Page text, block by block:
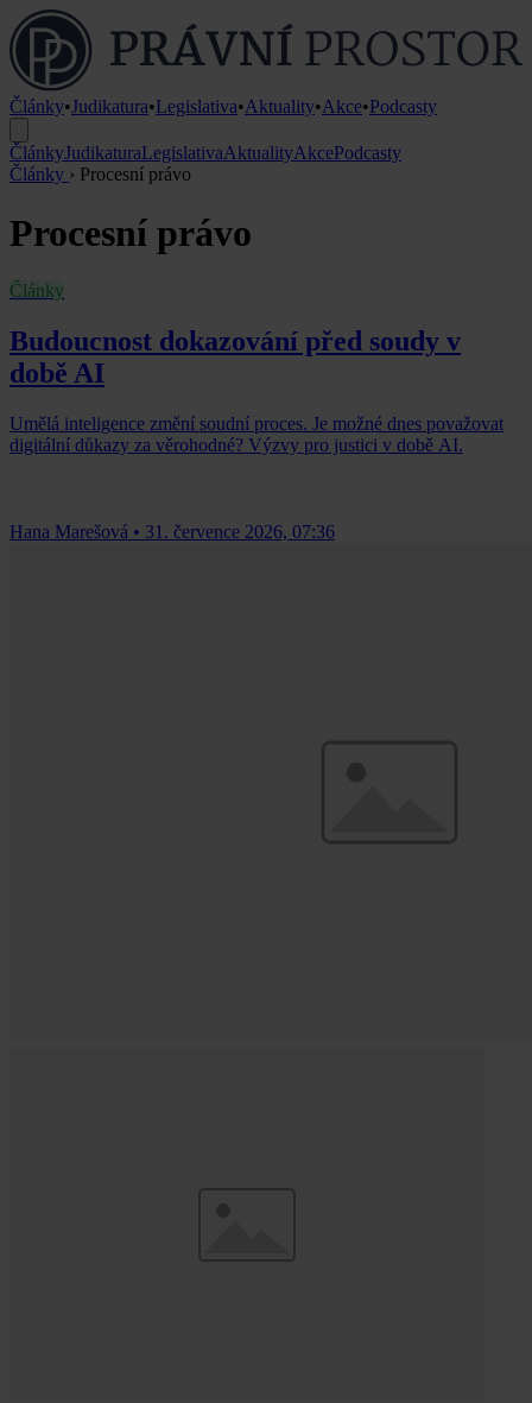
Články•Judikatura•Legislativa•Aktuality•Akce•Podcasty
ČlánkyJudikaturaLegislativaAktualityAkcePodcasty
Články › Procesní právo
Procesní právo
Články
Budoucnost dokazování před soudy v
době AI
Umělá inteligence změní soudní proces. Je možné dnes považovat
digitální důkazy za věrohodné? Výzvy pro justici v době AI.
Hana Marešová • 31. července 2026, 07:36